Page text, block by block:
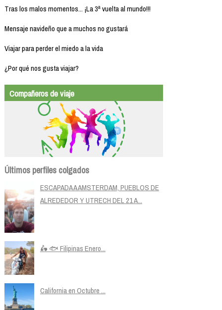
Tras los malos momentos... ¡La 3ª vuelta al mundo!!!
Mensaje navideño que a muchos no gustará
Viajar para perder el miedo a la vida
¿Por qué nos gusta viajar?
Compañeros de viaje
Últimos perfiles colgados
ESCAPADA A AMSTERDAM, PUEBLOS DE
ALREDEDOR Y UTRECH DEL 21 A...
🛵 🐟 Filipinas Enero...
California en Octubre ...